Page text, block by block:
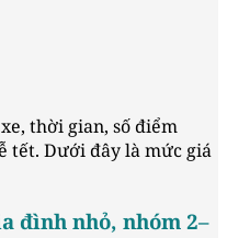
thời gian, số điểm
tết. Dưới đây là mức giá
đình nhỏ, nhóm 2–